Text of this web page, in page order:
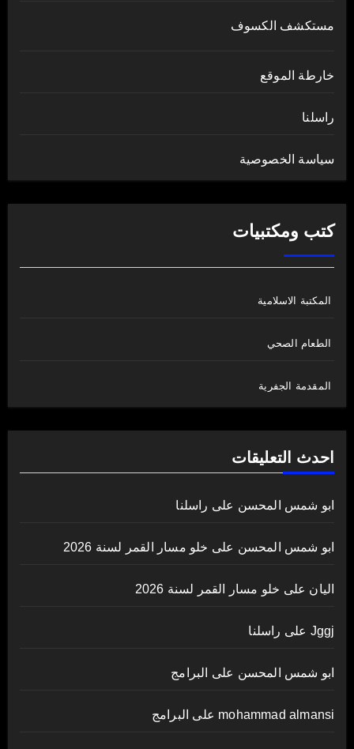
مستكشف الكسوف
خارطة الموقع
راسلنا
سياسة الخصوصية
كتب ومكتبيات
المكتبة الاسلامية
الطعام الصحي
المقدمة الجفرية
احدث التعليقات
ابو شمس المحسن على راسلنا
ابو شمس المحسن على خلو مسار القمر لسنة 2026
اليان على خلو مسار القمر لسنة 2026
Jggj على راسلنا
ابو شمس المحسن على البرامج
mohammad almansi على البرامج